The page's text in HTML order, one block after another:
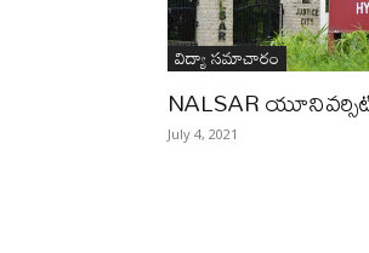
విద్యా సమాచారం
NALSAR
July 4, 2021